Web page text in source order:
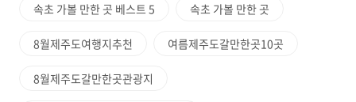
속초 가볼 만한 곳 베스트 5 속초 가볼 만한 곳
8월제주도여행지추천 여름제주도갈만한곳10곳
8월제주도갈만한곳관광지